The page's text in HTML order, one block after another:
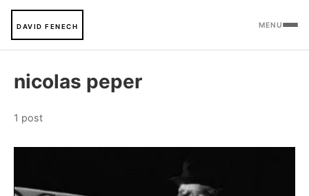
DAVID FENECH MENU
nicolas peper
1 post